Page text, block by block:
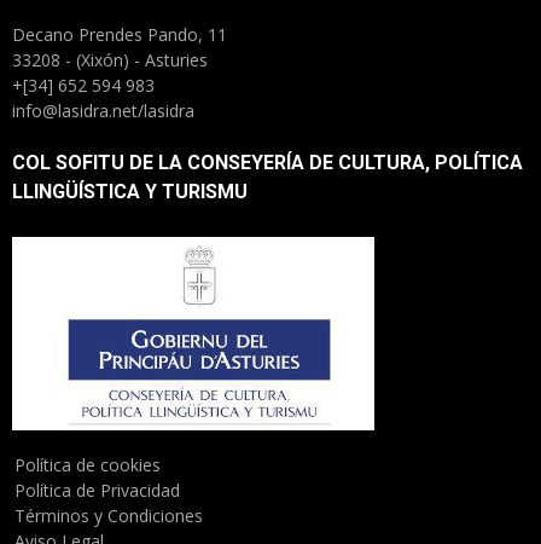
Decano Prendes Pando, 11
33208 - (Xixón) - Asturies
+[34] 652 594 983
info@lasidra.net/lasidra
COL SOFITU DE LA CONSEYERÍA DE CULTURA, POLÍTICA
LLINGÜÍSTICA Y TURISMU
Política de cookies
Política de Privacidad
Términos y Condiciones